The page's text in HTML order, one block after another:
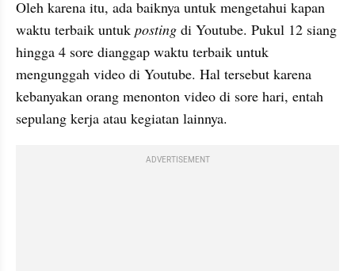
Oleh karena itu, ada baiknya untuk mengetahui kapan
waktu terbaik untuk posting di Youtube. Pukul 12 siang
hingga 4 sore dianggap waktu terbaik untuk
mengunggah video di Youtube. Hal tersebut karena
kebanyakan orang menonton video di sore hari, entah
sepulang kerja atau kegiatan lainnya.
ADVERTISEMENT